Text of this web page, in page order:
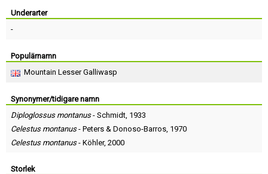
Underarter
-
Populärnamn
Mountain Lesser Galliwasp
Synonymer/tidigare namn
Diploglossus montanus- Schmidt, 1933
Celestus montanus- Peters & Donoso-Barros, 1970
Celestus montanus- Köhler, 2000
Storlek